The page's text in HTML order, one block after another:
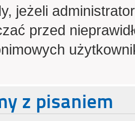
jeżeli
przed
z pisaniem